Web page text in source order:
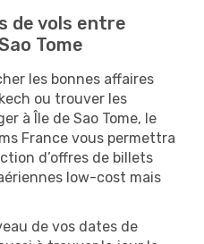
de vols entre
Tome
les bonnes affaires
ou trouver les
à Île de Sao Tome, le
France vous permettra
d’offres de billets
low-cost mais
de vos dates de